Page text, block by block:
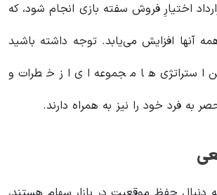
اختیارِ فروش سفته بازی انجام شود، که
آنها افزایش می‌یابد. توجه داشته باشید
استراتژی ها مجموعه ای از خطرات و
به فرد خود را نیز به همراه دارند.